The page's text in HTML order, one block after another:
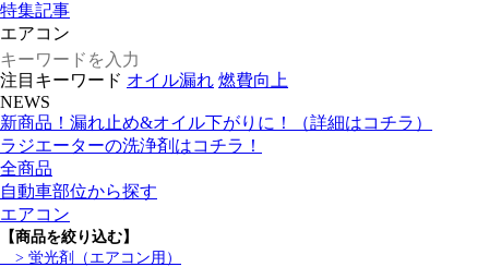
特集記事
注目キーワード オイル漏れ 燃費向上
NEWS
新商品！漏れ止め&オイル下がりに！（詳細はコチラ）
ラジエーターの洗浄剤はコチラ！
全商品
自動車部位から探す
エアコン
【商品を絞り込む】
> 蛍光剤（エアコン用）